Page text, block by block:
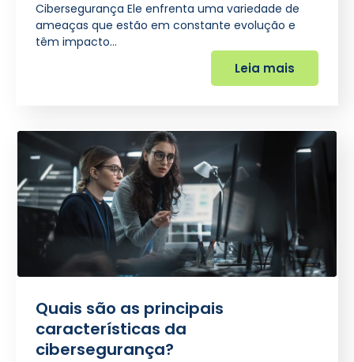
Cibersegurança Ele enfrenta uma variedade de
ameaças que estão em constante evolução e
têm impacto…
Leia mais
Quais são as principais
características da
cibersegurança?